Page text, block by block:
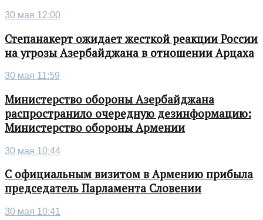
30 мая 12:00
Степанакерт ожидает жесткой реакции России
на угрозы Азербайджана в отношении Арцаха
30 мая 11:59
Министерство обороны Азербайджана
распространило очередную дезинформацию:
Министерство обороны Армении
30 мая 10:44
С официальным визитом в Армению прибыла
председатель Парламента Словении
30 мая 10:41